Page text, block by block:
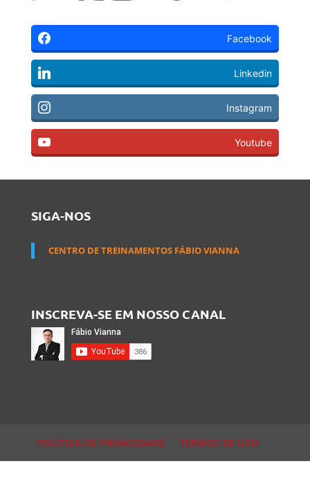
Facebook
Linkedin
Instagram
Youtube
SIGA-NOS
CENTRO DE TREINAMENTOS FÁBIO VIANNA
INSCREVA-SE EM NOSSO CANAL
POLÍTICA DE PRIVACIDADE TERMOS DE USO